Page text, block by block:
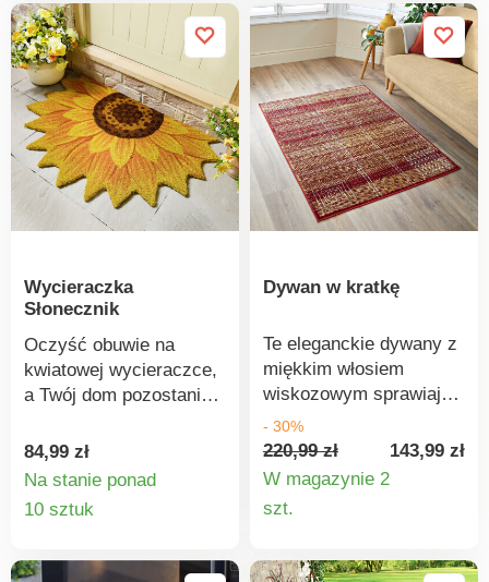
strefę wejściową -
Chroni podłogę przed
brudem - Doskonale
czyści podeszwy butów
Elastyczny.
Prostokątny.
Zastosowanie
dekoracyjne: nadaje się
do sypialni, jadalni lub
salonu.
Wycieraczka
Słonecznik
Oczyść obuwie na
kwiatowej wycieraczce,
a Twój dom pozostanie
84,99 zł
Na stanie ponad
10 sztuk
Dywan w kratkę
Te eleganckie dywany z
miękkim włosiem
wiskozowym sprawiają,
że podłogi nie są już
twarde,
rozprzestrzeniają ciepło
i nadają pomieszczeniu
przytulności.
odpychają brud i są
- 30%
220,99 zł
143,99 zł
W magazynie 2
szt.